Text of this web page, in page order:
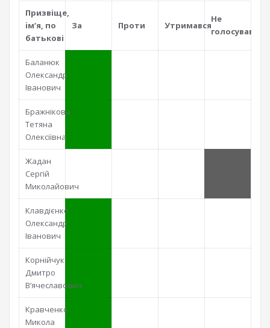
Призвiще,
iм’я, по
батьковi
За Проти Утримався
Не
голосував
Баланюк
Олександр
Іванович
Бражнікова
Тетяна
Олексіївна
Жадан
Сергій
Миколайович
Клавдієнко
Олександр
Іванович
Корнійчук
Дмитро
В’ячеславович
Кравченко
Микола